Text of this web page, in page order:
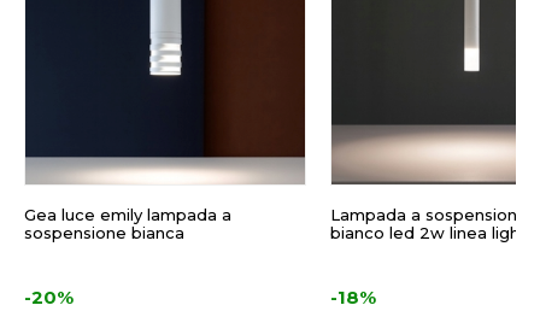
Gea luce emily lampada a
sospensione bianca
-20%
Lampada a sospensione
bianco led 2w linea light
-18%